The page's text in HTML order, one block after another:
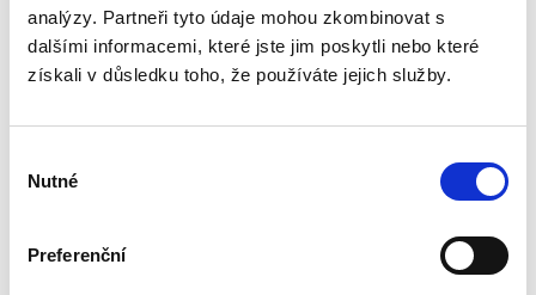
analýzy. Partneři tyto údaje mohou zkombinovat s
dalšími informacemi, které jste jim poskytli nebo které
získali v důsledku toho, že používáte jejich služby.
souhlasu
Nutné
Preferenční
Systém zachování
kapitálu v
poměrech
společností.
Kamil Kovaříček